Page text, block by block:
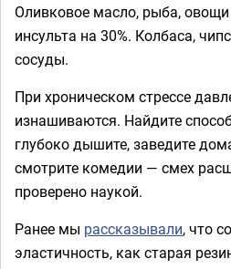
Оливковое масло, рыба,
инсульта на 30%. Колбаса,
сосуды.
При хроническом стрессе
изнашиваются. Найдите
глубоко дышите, заведите
смотрите комедии — смех
проверено наукой.
Ранее мы рассказывали, что
эластичность, как старая